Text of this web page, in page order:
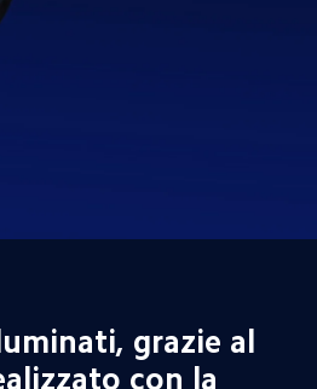
grazie al
con la